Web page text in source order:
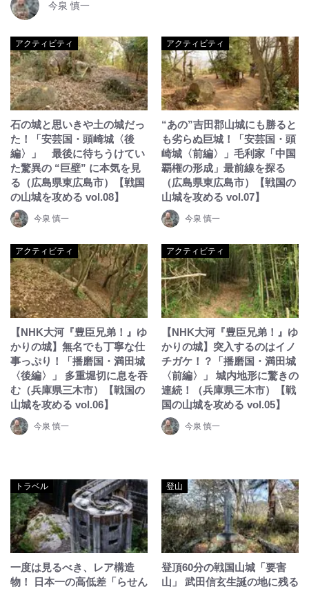
今泉 慎一
アクティビティ
石の城と思いきや土の城だっ
た！「安芸国・頭崎城〈後
編〉」 最後に待ちうけてい
た驚異の “巨壁” に本気を見
る（広島県東広島市）【戦国
の山城を攻める vol.08】
今泉 慎一
アクティビティ
“あの”吉田郡山城にも勝ると
も劣らぬ巨城！「安芸国・頭
崎城〈前編〉」毛利家「中国
覇権の形成」最前線を探る
（広島県東広島市）【戦国の
山城を攻める vol.07】
今泉 慎一
アクティビティ
【NHK大河『豊臣兄弟！』ゆ
かりの城】無名でも丁寧な仕
事っぷり！「播磨国・満田城
〈後編〉」 多重堀切に息を吞
む（兵庫県三木市）【戦国の
山城を攻める vol.06】
今泉 慎一
アクティビティ
【NHK大河『豊臣兄弟！』ゆ
かりの城】突入するのはイノ
チガケ！？「播磨国・満田城
〈前編〉」 城内地形に驚きの
連続！（兵庫県三木市）【戦
国の山城を攻める vol.05】
今泉 慎一
トラベル
一度は見るべき、レア構造
物！ 日本一の高低差「らせん
登山
登頂60分の戦国山城「要害
山」 武田信玄生誕の地に残る